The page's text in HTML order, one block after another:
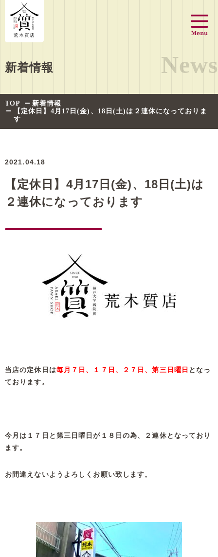
新着情報 News
TOP
新着情報
【定休日】4月17日(金)、18日(土)は２連休になっておりま
す
2021.04.18
【定休日】4月17日(金)、18日(土)は
２連休になっております
当店の定休日は毎月７日、１７日、２７日、第三日曜日 となっ
ております。
今月は１７日と第三日曜日が１８日の為、２連休となっており
ます。
お間違えないようよろしくお願い致します。